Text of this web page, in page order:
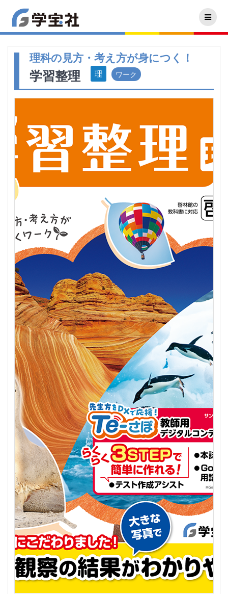
理科の見方・考え方が身につく！
学習整理 ワーク